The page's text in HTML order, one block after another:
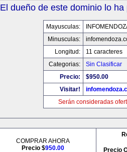
El dueño de este dominio lo
Mayusculas:
Minusculas:
Longitud:
11 caracteres
Categorias:
Sin Clasificar
Precio:
$950.00
Visitar!
Serán consideradas
COMPRAR AHORA
Precio $950.00
Precio